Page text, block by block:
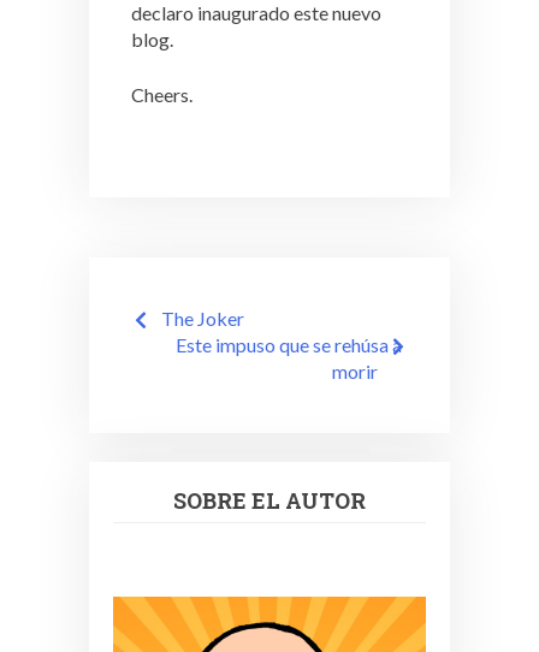
declaro inaugurado este nuevo
blog.
Cheers.
Navegación
The Joker
Este impuso que se rehúsa a
morir
SOBRE EL AUTOR